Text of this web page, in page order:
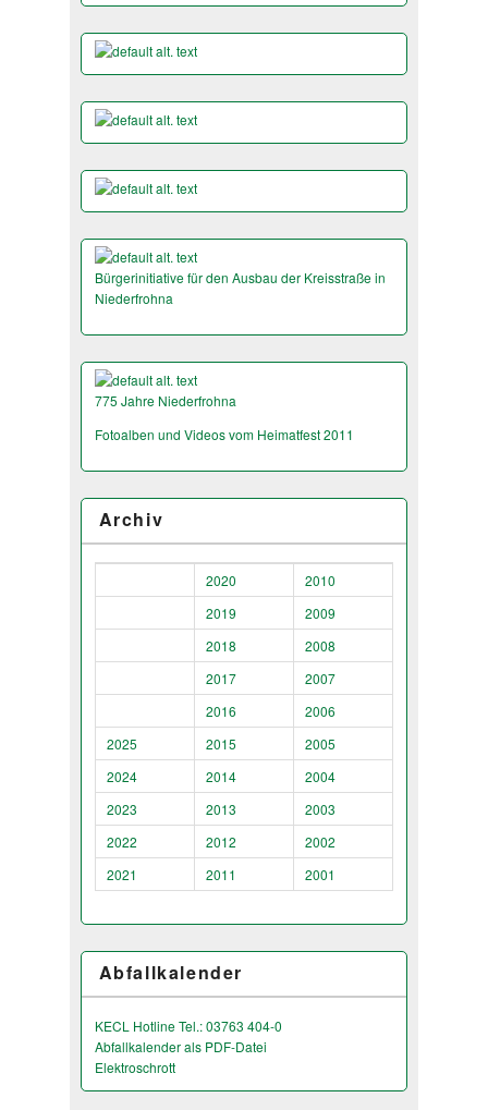
Bürgerinitiative für den Ausbau der Kreisstraße in
Niederfrohna
775 Jahre Niederfrohna
Fotoalben und Videos vom Heimatfest 2011
Archiv
2020
2010
2019
2009
2018
2008
2017
2007
2016
2006
2025
2015
2005
2024
2014
2004
2023
2013
2003
2022
2012
2002
2021
2011 2001
Abfallkalender
KECL Hotline Tel.: 03763 404-0
Abfallkalender als PDF-Datei
Elektroschrott